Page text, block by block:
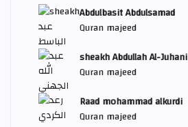
Abdulbasit Abdulsamad
Quran majeed
sheakh Abdullah Al-Juhani
Quran majeed
Raad mohammad alkurdi
Quran majeed